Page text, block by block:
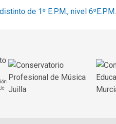
de 1º E.P.M., nivel 6ºE.P.M.